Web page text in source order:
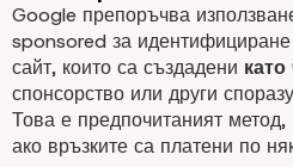
Google препоръчва
sponsored за
сайт, които са създадени
спонсорство или други
Това е предпочитаният
ако връзките са платени по